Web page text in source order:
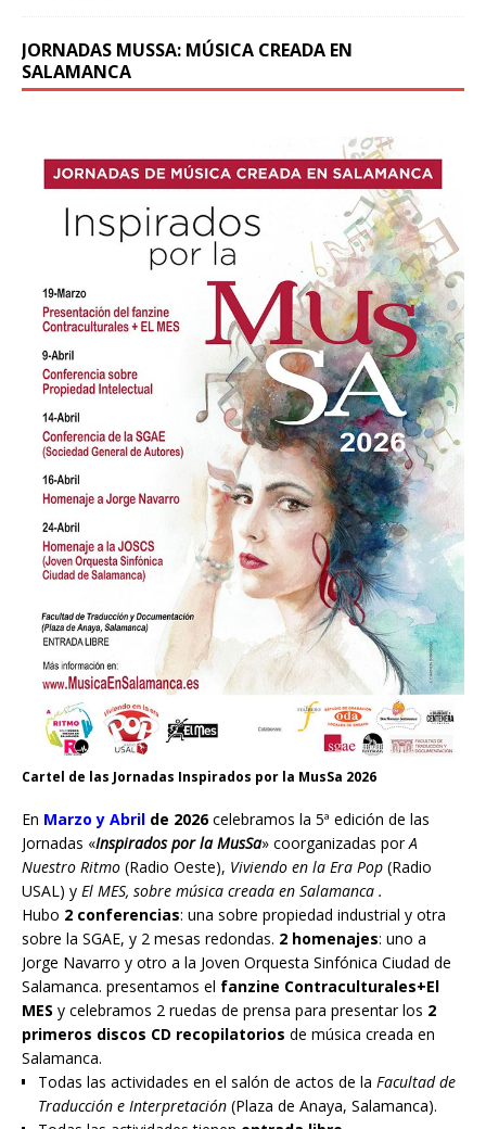
JORNADAS MUSSA: MÚSICA CREADA EN
SALAMANCA
Cartel de las Jornadas Inspirados por la MusSa 2026
En Marzo y Abril de 2026celebramos la 5ª edición de las
Jornadas «Inspirados por la MusSa» coorganizadas porA
Nuestro Ritmo (Radio Oeste), Viviendo en la Era Pop (Radio
USAL) y El MES, sobre música creada en Salamanca .
Hubo 2 conferencias: una sobre propiedad industrial y otra
sobre la SGAE, y 2 mesas redondas. 2 homenajes: uno a
Jorge Navarro y otro a la Joven Orquesta Sinfónica Ciudad de
Salamanca. presentamos el fanzine Contraculturales+El
MES y celebramos 2 ruedas de prensa para presentar los 2
primeros discos CD recopilatorios de música creada en
Salamanca.
Todas las actividades en el salón de actos de la Facultad de
Traducción e Interpretación (Plaza de Anaya, Salamanca).